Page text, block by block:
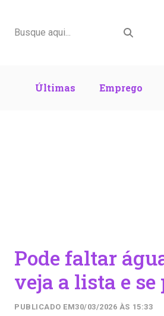
Últimas Emprego
Pode faltar
veja a lista e se
PUBLICADO EM30/03/2026 ÀS 15:33